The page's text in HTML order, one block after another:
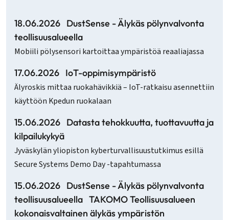
18.06.2026 DustSense - Älykäs pölynvalvonta
teollisuusalueella
Mobiili pölysensori kartoittaa ympäristöä reaaliajassa
17.06.2026 IoT-oppimisympäristö
Älyroskis mittaa ruokahävikkiä – IoT-ratkaisu asennettiin
käyttöön Kpedun ruokalaan
15.06.2026 Datasta tehokkuutta, tuottavuutta ja
kilpailukykyä
Jyväskylän yliopiston kyberturvallisuustutkimus esillä
Secure Systems Demo Day -tapahtumassa
15.06.2026 DustSense - Älykäs pölynvalvonta
teollisuusalueella TAKOMO Teollisuusalueen
kokonaisvaltainen älykäs ympäristön